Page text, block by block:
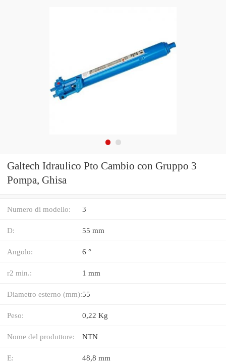
Galtech Idraulico Pto Cambio con Gruppo 3
Pompa, Ghisa
Numero di modello: 3
D: 55 mm
Angolo: 6 °
r2 min.: 1 mm
Diametro esterno (mm):55
Peso: 0,22 Kg
Nome del produttore: NTN
E: 48,8 mm